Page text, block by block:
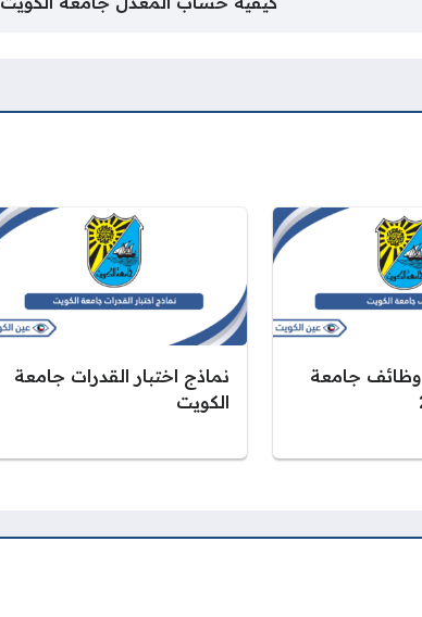
وظائف جامعة
نماذج اختبار القدرات جامعة
الكويت